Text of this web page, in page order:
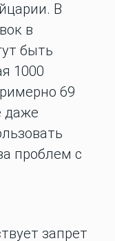
В
в
быть
1000
69
даже
проблем с
запрет